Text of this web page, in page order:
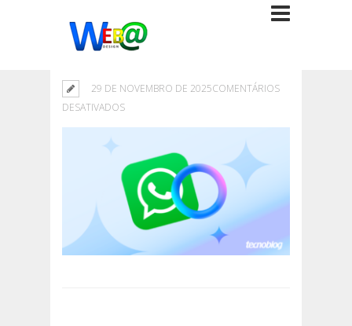
29 DE NOVEMBRO DE 2025COMENTÁRIOS
DESATIVADOSEM